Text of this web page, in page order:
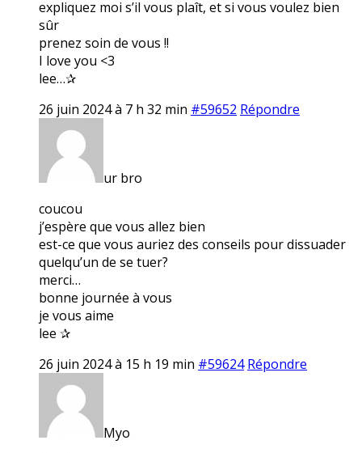
expliquez moi s’il vous plaît, et si vous voulez bien
sûr
prenez soin de vous !!
I love you <3
lee…✰
26 juin 2024 à 7 h 32 min #59652 Répondre
ur bro
coucou
j’espère que vous allez bien
est-ce que vous auriez des conseils pour dissuader
quelqu’un de se tuer?
merci…
bonne journée à vous
je vous aime
lee ✰
26 juin 2024 à 15 h 19 min #59624 Répondre
Myo